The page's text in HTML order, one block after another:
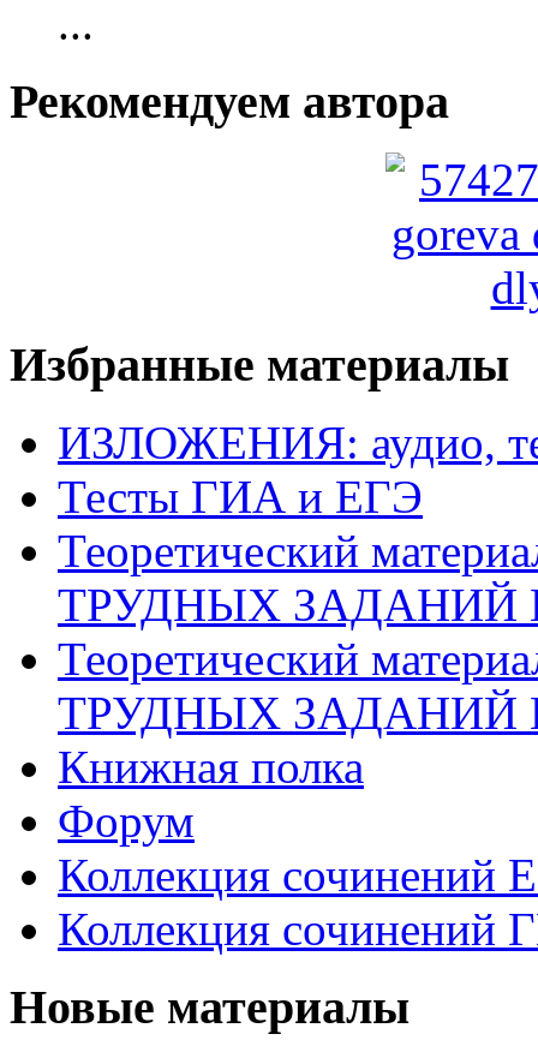
...
Рекомендуем автора
Избранные материалы
ИЗЛОЖЕНИЯ: аудио,
Тесты ГИА и ЕГЭ
Теоретический
ТРУДНЫХ ЗАДАНИЙ
Теоретический
ТРУДНЫХ ЗАДАНИЙ
Книжная полка
Форум
Коллекция сочинений
Коллекция сочинений
Новые материалы